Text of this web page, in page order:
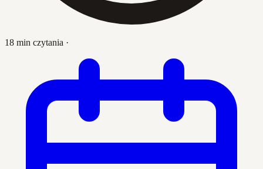
18 min czytania ·